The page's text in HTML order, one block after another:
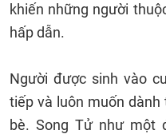
khiến những người
hấp dẫn.
Người được sinh vào
tiếp và luôn muốn dành
bè. Song Tử như một